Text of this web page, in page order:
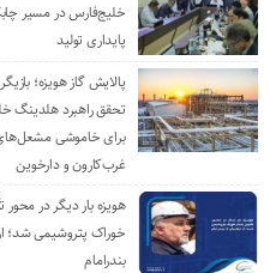
خلیج‌فارس در مسیر
پایداری تولید
پالایش گاز هویزه؛
تحقق راهبرد هلدینگ
برای خاموشی
غرب‌کارون و دارخوین
هویزه بار دیگر در محور
خوراک پتروشیمی شد؛
بندرامام